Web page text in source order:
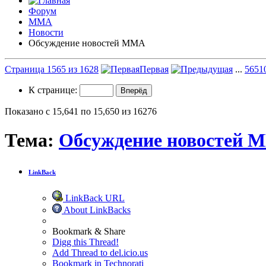
Форум
ММА
Новости
Обсуждение новостей ММА
Страница 1565 из 1628 Первая ... 565
К странице:
Показано с 15,641 по 15,650 из 16276
Тема: Обсуждение новостей
LinkBack
LinkBack URL
About LinkBacks
Bookmark & Share
Digg this Thread!
Add Thread to del.icio.us
Bookmark in Technorati